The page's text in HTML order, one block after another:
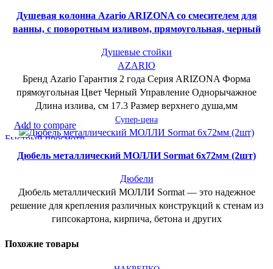
Душевая колонна Azario ARIZONA со смесителем для
ванны, с поворотным изливом, прямоугольная, черный
Душевые стойки
AZARIO
Бренд Azario Гарантия 2 года Серия ARIZONA Форма
прямоугольная Цвет Черный Управление Однорычажное
Длина излива, см 17.3 Размер верхнего душа,мм
Супер-цена
Add to compare
Быстрый просмотр
В желаемое
Дюбель металлический МОЛЛИ Sormat 6х72мм (2шт)
Дюбели
Дюбель металлический МОЛЛИ Sormat — это надежное
решение для крепления различных конструкций к стенам из
гипсокартона, кирпича, бетона и других
Похожие товары